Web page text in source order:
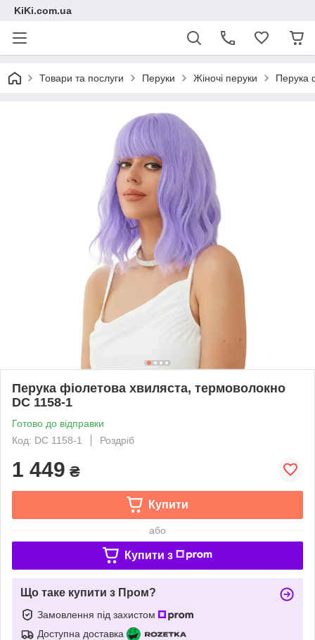
KiKi.com.ua
Товари та послуги Перуки Жіночі перуки Перука
Перука фіолетова хвиляста, термоволокно
DC 1158-1
Готово до відправки
Код: DC 1158-1
Роздріб
1 449 ₴
Купити
або
Купити з
Що таке купити з Пром?
Замовлення під захистом
Доступна доставка